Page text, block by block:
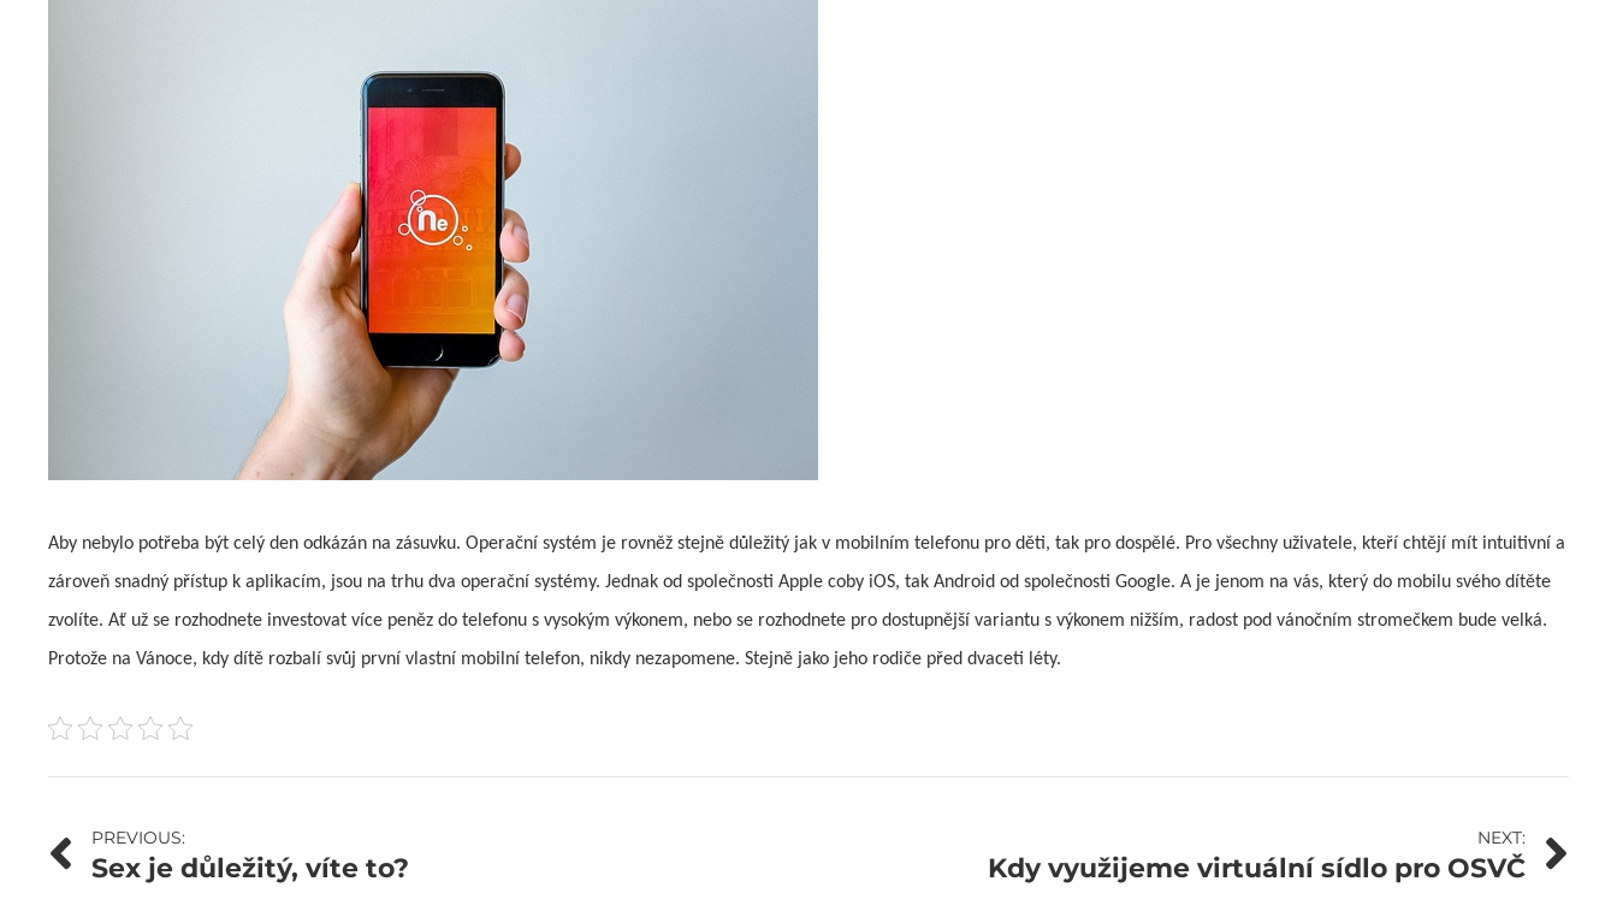
Aby nebylo potřeba být celý den odkázán na zásuvku. Operační systém je rovněž stejně důležitý jak v mobilním telefonu pro děti, tak pro dospělé. Pro všechny uživatele, kteří chtějí mít intuitivní a
zároveň snadný přístup k aplikacím, jsou na trhu dva operační systémy. Jednak od společnosti Apple coby iOS, tak Android od společnosti Google. A je jenom na vás, který do mobilu svého dítěte
zvolíte. Ať už se rozhodnete investovat více peněz do telefonu s vysokým výkonem, nebo se rozhodnete pro dostupnější variantu s výkonem nižším, radost pod vánočním stromečkem bude velká.
Protože na Vánoce, kdy dítě rozbalí svůj první vlastní mobilní telefon, nikdy nezapomene. Stejně jako jeho rodiče před dvaceti léty.
Navigace
PREVIOUS:
Sex je důležitý, víte to?
NEXT:
Kdy využijeme virtuální sídlo pro OSVČ